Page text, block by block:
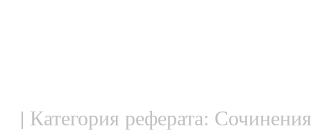
| Категория реферата: